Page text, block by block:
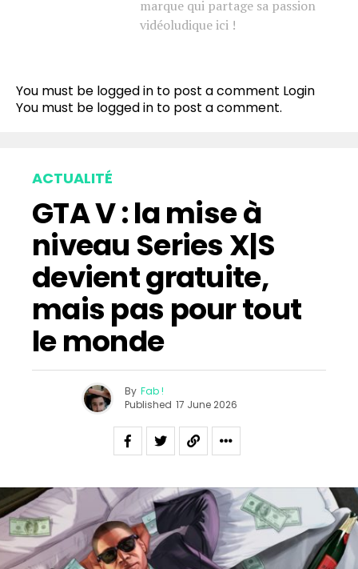
marque qui partage sa passion
vidéoludique ici !
You must be logged in to post a comment Login
You must be logged in to post a comment.
ACTUALITÉ
GTA V : la mise à
niveau Series X|S
devient gratuite,
mais pas pour tout
le monde
By Fab !
Published 17 June 2026